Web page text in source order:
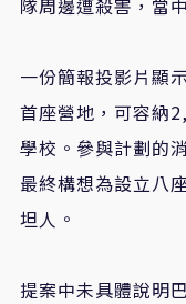
隊周邊遭殺害，當
一份簡報投影片顯
首座營地，可容納
學校。參與計劃的
最終構想為設立八
坦人。
提案中未具體說明